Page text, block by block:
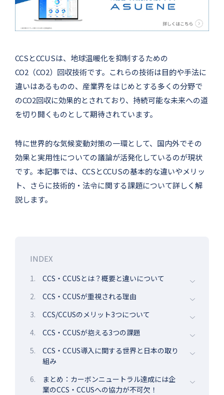
CCSとCCUSは、地球温暖化を抑制するための
CO2（CO2）回収技術です。これらの技術は目的や手法に
違いはあるものの、産業界をはじめとする多くの分野で
のCO2回収に効果的とされており、持続可能な未来への道
を切り開くものとして期待されています。
特に世界的な気候変動対策の一環として、国内外でその
効果と実用性についての議論が活発化しているのが現状
です。本記事では、CCSとCCUSの基本的な違いやメリッ
ト、さらに技術的・法令に関する課題について詳しく解
説します。
INDEX
1.
CCS・CCUSとは？概要と違いについて
2.
CCS・CCUSが重視される理由
3.
CCS/CCUSのメリット3つについて
4.
CCS・CCUSが抱える3つの課題
5.
CCS・CCUS導入に関する世界と日本の取り
組み
6.
まとめ：カーボンニュートラル達成には企
業のCCS・CCUSへの協力が不可欠！